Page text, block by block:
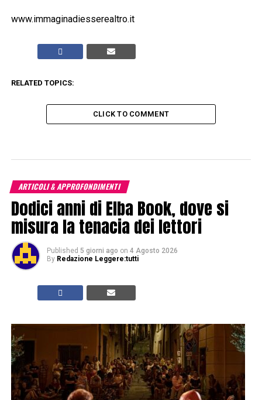
www.immaginadiesserealtro.it
RELATED TOPICS:
CLICK TO COMMENT
ARTICOLI & APPROFONDIMENTI
Dodici anni di Elba Book, dove si
misura la tenacia dei lettori
Published 5 giorni ago on 4 Agosto 2026
By Redazione Leggere:tutti